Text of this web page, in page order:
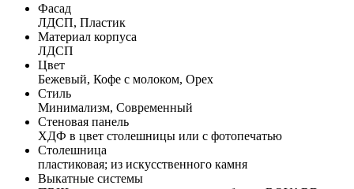
Фасад
ЛДСП, Пластик
Материал корпуса
ЛДСП
Цвет
Бежевый, Кофе с молоком, Орех
Стиль
Минимализм, Современный
Стеновая панель
ХДФ в цвет столешницы или с фотопечатью
Столешница
пластиковая; из искусственного камня
Выкатные системы